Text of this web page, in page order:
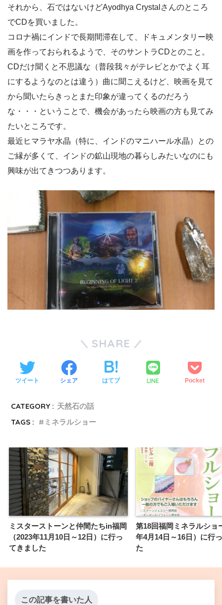
それから、石ではないけどAyodhya Crystalさんのところ
でCDを買いました。
コロナ禍にインドで長期間滞在して、ドキュメンタリー映
画を作っておられるようで、そのサントラCDとのこと。
CDだけ聞くと不思議な（普段我々がテレビとかでよく耳
にするようなのとは違う）曲に聞こえるけど、映画を見て
から聞いたらきっとまた印象が違ってくるのだろう
な・・・ということで、機会があったら映画の方も見てみ
たいところです。
最近ヒマラヤ水晶（特に、インドのマニハール水晶）との
ご縁が多くて、インドの鉱山現地の暮らしみたいなのにも
興味が出てきつつあります。
SHARE
ツイート シェア はてブ LINE Pocket
CATEGORY : 天然石の話
TAGS :
ミネラルショー
ミスターストーンと仲間たちin福岡
（2023年11月10日～12日）に行っ
てきました
第18回福岡ミネラルショ
年4月14日～16日）に行
た
この記事を書いた人